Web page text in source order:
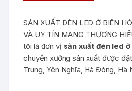
SẢN XUẤT ĐÈN LED Ở BIÊN
VÀ UY TÍN MANG THƯƠNG
tôi là đơn vị sản xuất đèn led
chuyển xưởng sản xuất được
Trung, Yên Nghĩa, Hà Đông, Hà